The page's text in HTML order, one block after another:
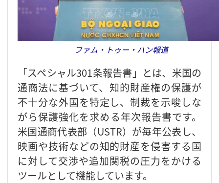
ファム・トゥー・ハン報道
「スペシャル301条報告書」とは、米国の
通商法に基づいて、知的財産権の保護が
不十分な外国を特定し、制裁を示唆しな
がら保護強化を求める年次報告書です。
米国通商代表部（USTR）が毎年公表し、
映画や技術などの知的財産を侵害する国
に対して交渉や追加関税の圧力をかける
ツールとして機能しています。